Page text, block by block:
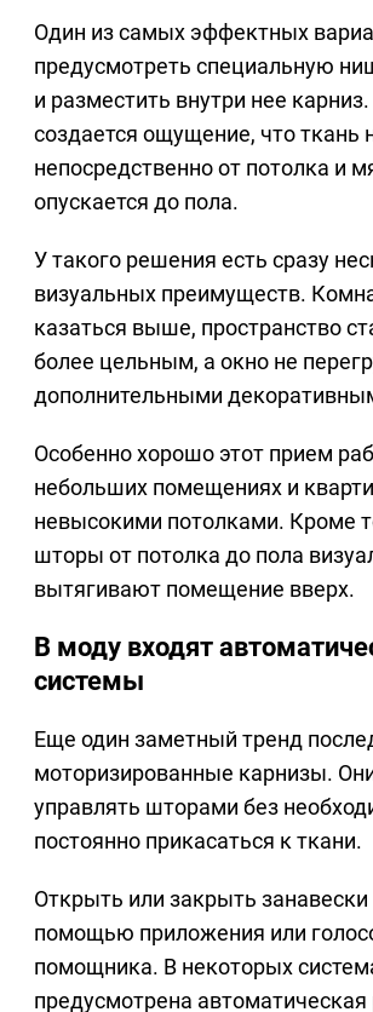
Один из самых эффектных
предусмотреть специальную
и разместить внутри нее
создается ощущение, что ткань
непосредственно от потолка и
опускается до пола.
У такого решения есть сразу
визуальных преимуществ.
казаться выше, пространство
более цельным, а окно не
дополнительными
Особенно хорошо этот прием
небольших помещениях и
невысокими потолками. Кроме
шторы от потолка до пола
вытягивают помещение вверх.
В моду входят
системы
Еще один заметный тренд
моторизированные карнизы.
управлять шторами без
постоянно прикасаться к ткани.
Открыть или закрыть
помощью приложения или
помощника. В некоторых
предусмотрена автоматическая